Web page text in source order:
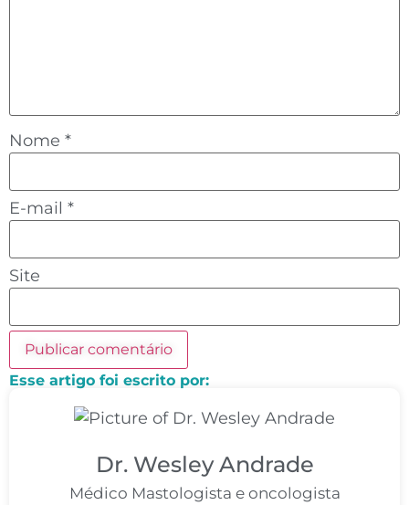
Nome *
E-mail *
Site
Esse artigo foi escrito por:
Dr. Wesley Andrade
Médico Mastologista e oncologista